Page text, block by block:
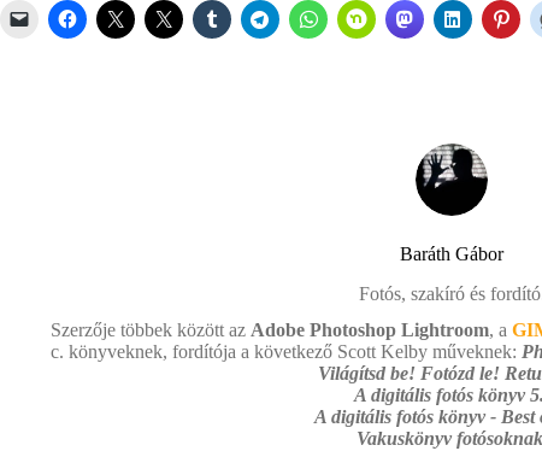
Baráth Gábor
Fotós, szakíró és
Szerzője többek között az Adobe Photoshop Lightroom, a
c. könyveknek, fordítója a következő Scott Kelby műveknek:
Világítsd be! Fotózd le!
A digitális fotós könyv
A digitális fotós könyv - Best
Vakuskönyv